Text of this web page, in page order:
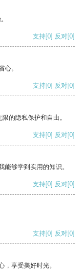
支持[0] 反对[0]
心。
支持[0] 反对[0]
的隐私保护和自由。
支持[0] 反对[0]
够学到实用的知识。
支持[0] 反对[0]
支持[0] 反对[0]
，享受美好时光。